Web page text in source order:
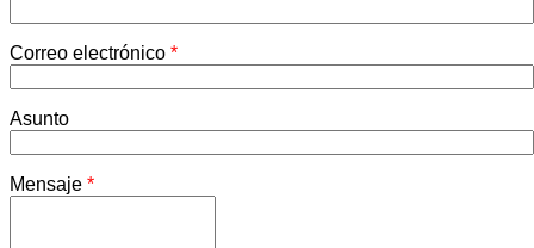
Correo electrónico *
Asunto
Mensaje *